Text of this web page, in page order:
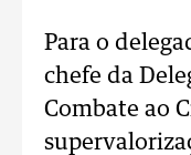
Para o
chefe da
Combate ao